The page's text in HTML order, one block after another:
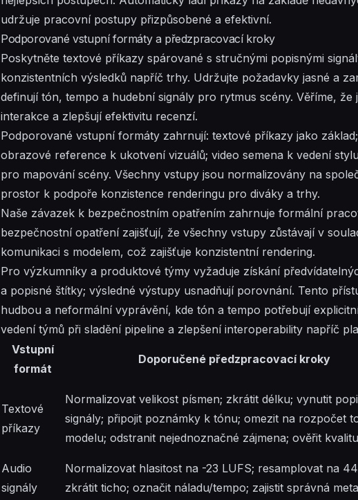
udržuje pracovní postupy přizpůsobené a efektivní.
Podporované vstupní formáty a předzpracovací kroky
Poskytněte textové příkazy spárované s stručnými popisnými
konzistentních výsledků napříč trhy. Udržujte požadavky jasné a
definují tón, tempo a hudební signály pro rytmus scény. Věříme,
interakce a zlepšují efektivitu recenzí.
Podporované vstupní formáty zahrnují: textové příkazy jako
obrazové reference k ukotvení vizuálů; video semena k vedení
pro mapování scény. Všechny vstupy jsou normalizovány na
prostor k podpoře konzistence renderingu pro diváky a trhy.
Naše závazek k bezpečnostním opatřením zahrnuje formální
bezpečnostní opatření zajišťují, že všechny vstupy zůstávají v
komunikaci s modelem, což zajišťuje konzistentní rendering.
Pro výzkumníky a produktové týmy vyžaduje získání
a popisné štítky; výsledné výstupy usnadňují porovnání. Tento
hudbou a neformální vyprávění, kde tón a tempo potřebují
vedení týmů při sladění pipeline a zlepšení interoperability napříč
Vstupní
formát
Doporučené předzpracovací kroky
Textové
příkazy
Normalizovat velikost písmen; zkrátit délku; vynutit
signály; připojit poznámky k tónu; omezit na rozpočet
modelu; odstranit nejednoznačné zájmena; ověřit
Audio
signály
Normalizovat hlasitost na -23 LUFS; resamplovat na
zkrátit ticho; označit náladu/tempo; zajistit správná